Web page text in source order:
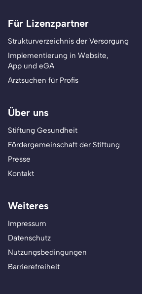
Für Lizenzpartner
Strukturverzeichnis der Versorgung
Implementierung in Website,
App und eGA
Arztsuchen für Profis
Über uns
Stiftung Gesundheit
Fördergemeinschaft der Stiftung
Presse
Kontakt
Weiteres
Impressum
Datenschutz
Nutzungsbedingungen
Barrierefreiheit